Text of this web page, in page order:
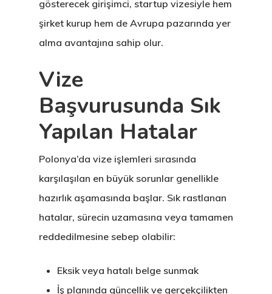
gösterecek girişimci, startup vizesiyle hem
şirket kurup hem de Avrupa pazarında yer
alma avantajına sahip olur.
Vize
Başvurusunda Sık
Yapılan Hatalar
Polonya’da vize işlemleri sırasında
karşılaşılan en büyük sorunlar genellikle
hazırlık aşamasında başlar. Sık rastlanan
hatalar, sürecin uzamasına veya tamamen
reddedilmesine sebep olabilir:
Eksik veya hatalı belge sunmak
İş planında güncellik ve gerçekçilikten